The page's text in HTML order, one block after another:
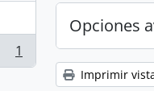
1
Opciones
Imprimir